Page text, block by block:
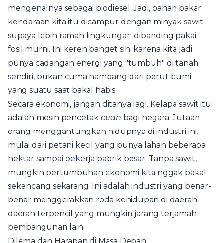
mengenalnya sebagai biodiesel. Jadi, bahan bakar
kendaraan kita itu dicampur dengan minyak sawit
supaya lebih ramah lingkungan dibanding pakai
fosil murni. Ini keren banget sih, karena kita jadi
punya cadangan energi yang "tumbuh" di tanah
sendiri, bukan cuma nambang dari perut bumi
yang suatu saat bakal habis.
Secara ekonomi, jangan ditanya lagi. Kelapa sawit itu
adalah mesin pencetak cuan bagi negara. Jutaan
orang menggantungkan hidupnya di industri ini,
mulai dari petani kecil yang punya lahan beberapa
hektar sampai pekerja pabrik besar. Tanpa sawit,
mungkin pertumbuhan ekonomi kita nggak bakal
sekencang sekarang. Ini adalah industri yang benar-
benar menggerakkan roda kehidupan di daerah-
daerah terpencil yang mungkin jarang terjamah
pembangunan lain.
Dilema dan Harapan di Masa Depan